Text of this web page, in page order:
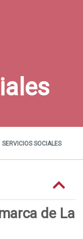
SERVICIOS SOCIALES
de La